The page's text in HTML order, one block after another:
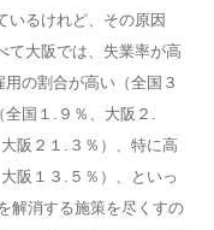
いるけれど、その原因
て大阪では、失業率が高
の割合が高い（全国３
全国１.９％、大阪２.
阪２１.３％）、特に高
阪１３.５％）、といっ
解消する施策を尽くすの